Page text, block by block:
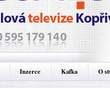
Inzerce Kafka O